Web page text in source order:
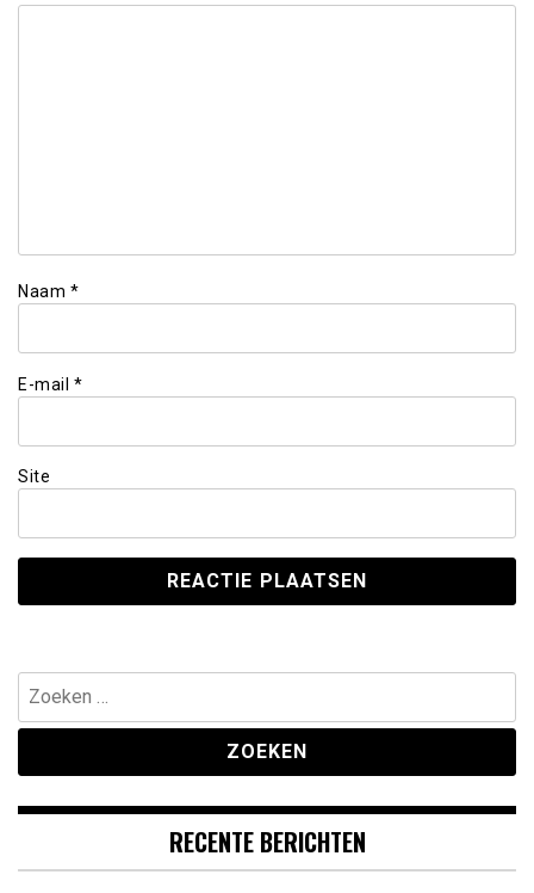
Naam *
E-mail *
Site
Zoeken
naar:
RECENTE BERICHTEN